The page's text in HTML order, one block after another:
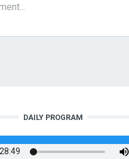
DAILY PROGRAM